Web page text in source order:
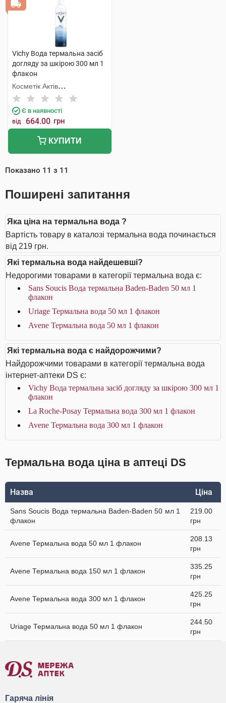
Vichy Вода термальна засіб
догляду за шкірою 300 мл 1
флакон
Косметік Актів
Інтернаціональ
Є в наявності
від 664.00 грн
КУПИТИ
Показано 11 з 11
Поширені запитання
Яка ціна на термальна вода ?
Вартість товару в каталозі термальна вода починається
від 219 грн.
Які термальна вода найдешевші?
Недорогими товарами в категорії термальна вода є:
Sans Soucis Вода термальна Baden-Baden 50 мл 1
флакон
Uriage Термальна вода 50 мл 1 флакон
Avene Термальна вода 50 мл 1 флакон
Які термальна вода є найдорожчими?
Найдорожчими товарами в категорії термальна вода
інтернет-аптеки DS є:
Vichy Вода термальна засіб догляду за шкірою 300 мл 1
флакон
La Roche-Posay Термальна вода 300 мл 1 флакон
Avene Термальна вода 300 мл 1 флакон
Термальна вода ціна в аптеці DS
Назва Ціна
Sans Soucis Вода термальна Baden-Baden 50 мл 1
флакон
219.00
грн
Avene Термальна вода 50 мл 1 флакон
208.13
грн
Avene Термальна вода 150 мл 1 флакон
335.25
грн
Avene Термальна вода 300 мл 1 флакон
425.25
грн
Uriage Термальна вода 50 мл 1 флакон
244.50
грн
Гаряча лінія